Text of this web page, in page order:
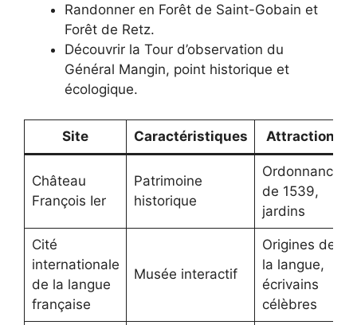
Randonner en Forêt de Saint-Gobain et
Forêt de Retz.
Découvrir la Tour d’observation du
Général Mangin, point historique et
écologique.
Site Caractéristiques Attractions
Château
François Ier
Patrimoine
historique
Ordonnance
de 1539,
jardins
Cité
internationale
de la langue
française
Musée interactif
Origines de
la langue,
écrivains
célèbres